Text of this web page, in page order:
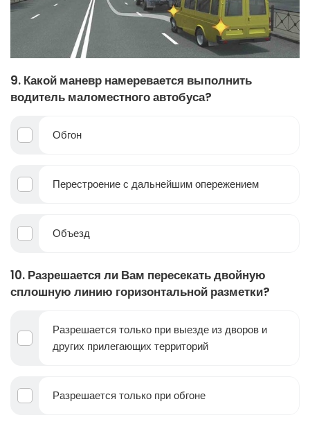
9. Какой маневр намеревается выполнить
водитель маломестного автобуса?
Обгон
Перестроение с дальнейшим опережением
Объезд
10. Разрешается ли Вам пересекать двойную
сплошную линию горизонтальной разметки?
Разрешается только при выезде из дворов и
других прилегающих территорий
Разрешается только при обгоне